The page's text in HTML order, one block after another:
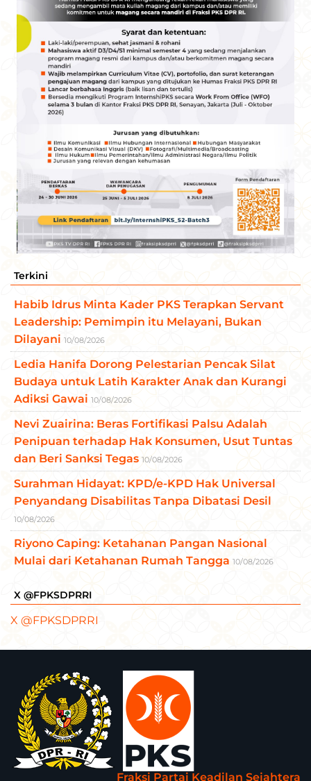
Terkini
Habib Idrus Minta Kader PKS Terapkan Servant
Leadership: Pemimpin itu Melayani, Bukan
Dilayani 10/08/2026
​Ledia Hanifa Dorong Pelestarian Pencak Silat
Budaya untuk Latih Karakter Anak dan Kurangi
Adiksi Gawai 10/08/2026
Nevi Zuairina: Beras Fortifikasi Palsu Adalah
Penipuan terhadap Hak Konsumen, Usut Tuntas
dan Beri Sanksi Tegas 10/08/2026
Surahman Hidayat: KPD/e-KPD Hak Universal
Penyandang Disabilitas Tanpa Dibatasi Desil
10/08/2026
Riyono Caping: Ketahanan Pangan Nasional
Mulai dari Ketahanan Rumah Tangga 10/08/2026
X @FPKSDPRRI
X @FPKSDPRRI
Fraksi Partai Keadilan Sejahtera